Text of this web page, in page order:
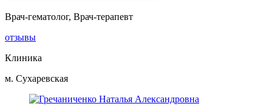
Врач-гематолог, Врач-терапевт
отзывы
Клиника
м. Сухаревская